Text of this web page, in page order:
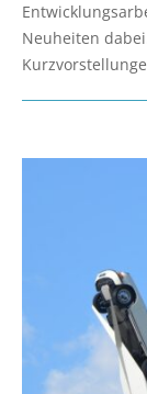
Neuheiten